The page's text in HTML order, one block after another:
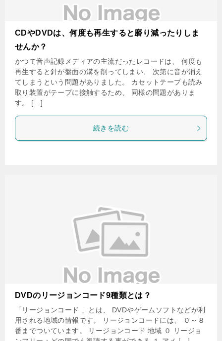
CDやDVDは、何度も再生すると磨り減ったりしま
せんか？
かつて音声記録メディアの主流だったレコードは、 何度も
再生すると針が盤面の溝を削ってしまい、 次第に音が消え
てしまうという問題がありました。 カセットテープも読み
取り装置がテープに接触するため、 同様の問題がありま
す。 […]
続きを読む
DVDのリージョンコード9種類とは？
「リージョンコード 」とは、 DVDやゲームソフトなどが利
用される地域の情報です。 リージョンコードには、 ０～８
番までついています。 リージョンコード 地域 ０ リージョ